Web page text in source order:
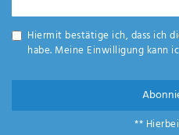
ich die
Daten­
gelesen
Hiermit bestätige ich, dass ich
habe. Meine Einwilligung kann
**